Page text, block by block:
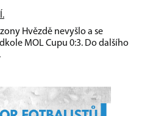
Hvězdě nevyšlo a se
MOL Cupu 0:3. Do dalšího